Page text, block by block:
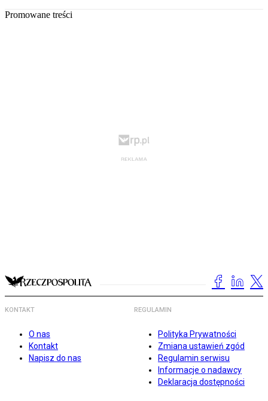
Promowane treści
KONTAKT
O nas
Kontakt
Napisz do nas
REGULAMIN
Polityka Prywatności
Zmiana ustawień zgód
Regulamin serwisu
Informacje o nadawcy
Deklaracja dostępności